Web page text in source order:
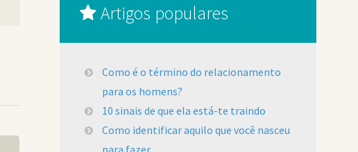
Artigos populares
Como é o término do relacionamento
para os homens?
10 sinais de que ela está-te traindo
Como identificar aquilo que você nasceu